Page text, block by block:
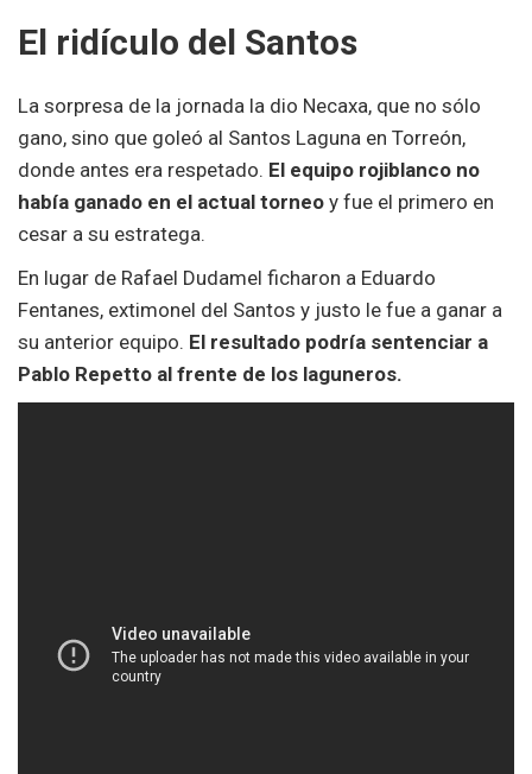
El ridículo del Santos
La sorpresa de la jornada la dio Necaxa, que no sólo
gano, sino que goleó al Santos Laguna en Torreón,
donde antes era respetado. El equipo rojiblanco no
había ganado en el actual torneo y fue el primero en
cesar a su estratega.
En lugar de Rafael Dudamel ficharon a Eduardo
Fentanes, extimonel del Santos y justo le fue a ganar a
su anterior equipo. El resultado podría sentenciar a
Pablo Repetto al frente de los laguneros.